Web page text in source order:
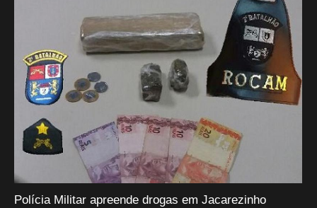
Polícia Militar apreende drogas em Jacarezinho